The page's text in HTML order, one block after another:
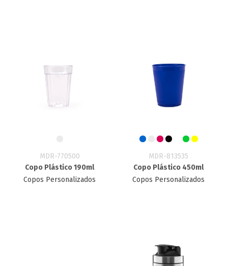
MDR-770500
Copo Plástico 190ml
Copos Personalizados
MDR-813535
Copo Plástico 450ml
Copos Personalizados